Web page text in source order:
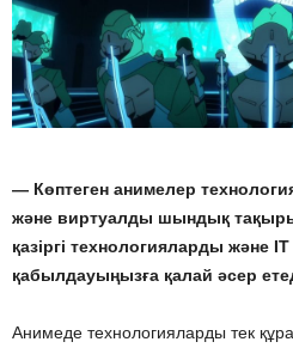
— Көптеген анимелер
және виртуалды шындық
қазіргі технологияларды және
қабылдауыңызға қалай әсер
Анимеде технологияларды тек